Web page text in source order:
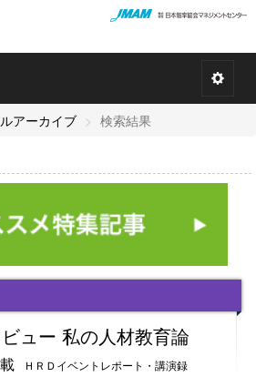
アーカイブ 検索結果
ュー 私の人材教育論
ＨＲＤイベントレポート・講演録